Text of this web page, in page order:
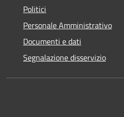
Politici
Personale Amministrativo
Documenti e dati
Segnalazione disservizio